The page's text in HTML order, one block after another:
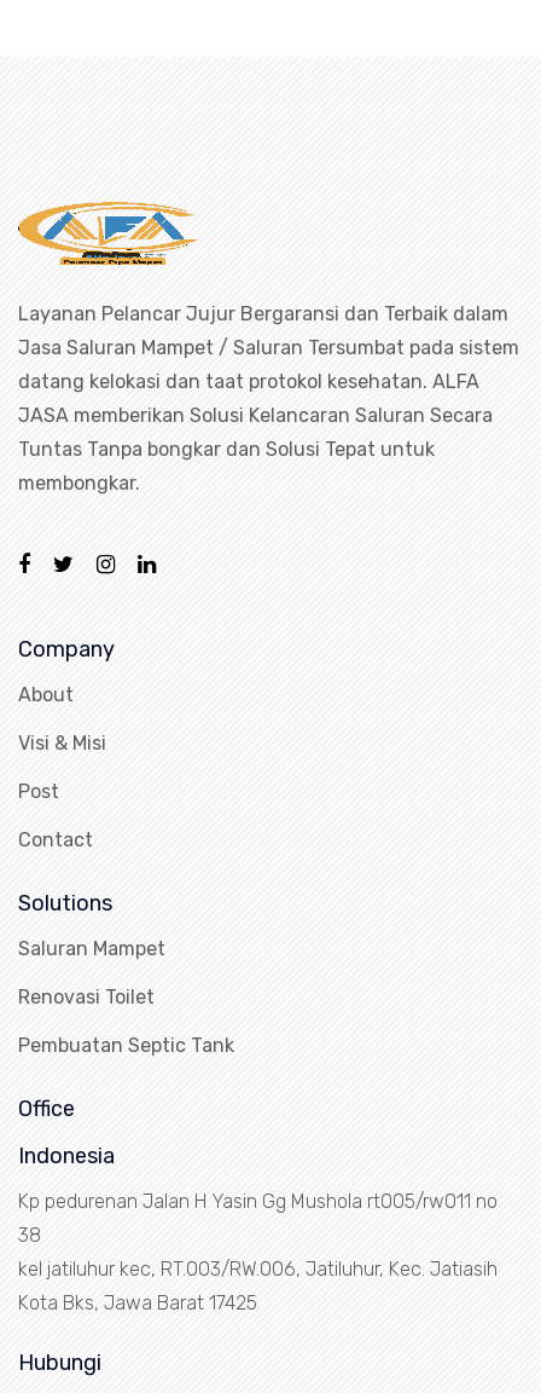
Layanan Pelancar Jujur Bergaransi dan Terbaik dalam
Jasa Saluran Mampet / Saluran Tersumbat pada sistem
datang kelokasi dan taat protokol kesehatan. ALFA
JASA memberikan Solusi Kelancaran Saluran Secara
Tuntas Tanpa bongkar dan Solusi Tepat untuk
membongkar.
Company
About
Visi & Misi
Post
Contact
Solutions
Saluran Mampet
Renovasi Toilet
Pembuatan Septic Tank
Office
Indonesia
Kp pedurenan Jalan H Yasin Gg Mushola rt005/rw011 no
38
kel jatiluhur kec, RT.003/RW.006, Jatiluhur, Kec. Jatiasih
Kota Bks, Jawa Barat 17425
Hubungi